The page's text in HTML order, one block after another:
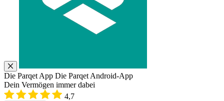
Die Parqet App Die Parqet Android-App
Dein Vermögen immer dabei
4,7